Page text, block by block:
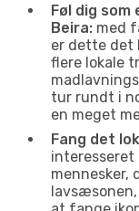
Føl dig
Beira: med
er dette det
flere lokale
tur rundt i
en meget
Fang det
mennesker,